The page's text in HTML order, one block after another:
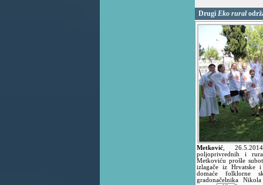
Drugi Eko rural
Metković ,
poljoprivrednih i
Metkoviću prošle
izlagače iz Hrvatske
domaće folklorne
gradonačelnika